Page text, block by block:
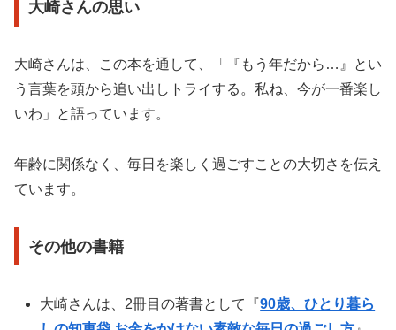
大崎さんの思い
大崎さんは、この本を通して、「『もう年だから…』とい
う言葉を頭から追い出しトライする。私ね、今が一番楽し
いわ」と語っています。
年齢に関係なく、毎日を楽しく過ごすことの大切さを伝え
ています。
その他の書籍
大崎さんは、2冊目の著書として『90歳、ひとり暮ら